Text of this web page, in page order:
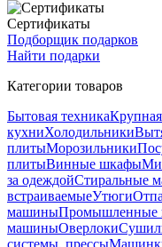
Сертификаты
Подборщик подарков
Найти подарки
Категории товаров
Бытовая техника
кухниХолодильники
плитыМорозильники
плитыВинные шкафы
за одеждойСтиральные
встраиваемыеУтюги
машиныПромышленные
машиныОверлоки
системы, прессы